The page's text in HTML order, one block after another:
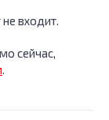
входит.
сейчас,
.